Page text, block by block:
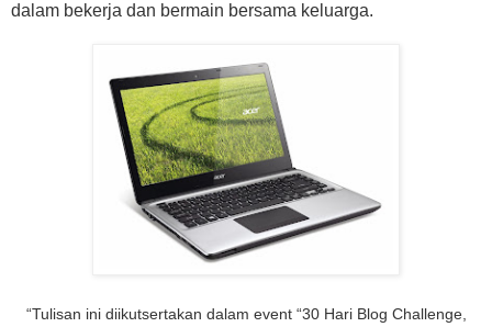
dalam bekerja dan bermain bersama keluarga.
“Tulisan ini diikutsertakan dalam event “30 Hari Blog Challenge,